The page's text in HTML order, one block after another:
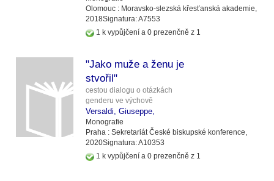
Olomouc : Moravsko-slezská křesťanská akademie,
2018Signatura:A7553
1 k vypůjčení a 0 prezenčně z 1
"Jako muže a ženu je
stvořil"
cestou dialogu o otázkách
genderu ve výchově
Versaldi, Giuseppe,
Monografie
Praha : Sekretariát České biskupské konference,
2020Signatura:A10353
1 k vypůjčení a 0 prezenčně z 1